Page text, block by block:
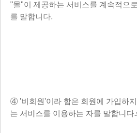
"몰"이 제공하는 서비스를 계속적으
를 말합니다.
④ '비회원'이라 함은 회원에 가입하
는 서비스를 이용하는 자를 말합니다